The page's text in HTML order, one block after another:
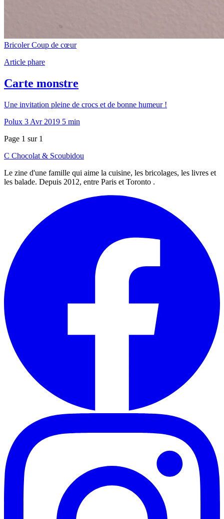
Bricoler Coup de cœur
Article phare
Carte monstre
Une invitation pleine de crocs et de bonne humeur !
Polux 3 Avr 2019 5 min
Page 1 sur 1
C Chocolat & Scoubidou
Le zine d'une famille qui aime la cuisine, les bricolages, les livres et
les balade. Depuis 2012, entre Paris et Toronto .